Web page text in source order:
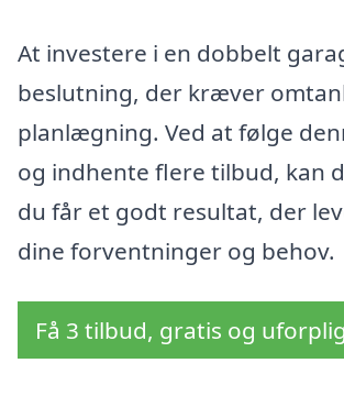
At investere i en dobbelt
beslutning, der kræver
planlægning. Ved at følge
og indhente flere tilbud, kan
du får et godt resultat, der
dine forventninger og behov.
Få 3 tilbud, gratis og